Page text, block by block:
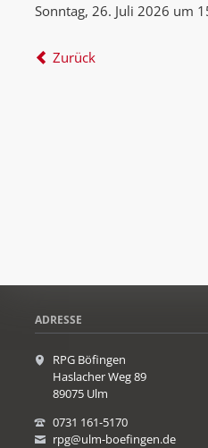
Sonntag, 26. Juli 2026 um
Zurück
ADRESSE
RPG Böfingen
Haslacher Weg 89
89075 Ulm
0731 161-5170
rpg@ulm-boefingen.de